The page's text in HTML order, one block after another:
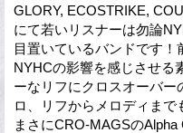
GLORY, ECOSTRIKE,
にて若いリスナーは勿論
目置いているバンドです
NYHCの影響を感じさせる
ーなリフにクロスオーバー
ロ、リフからメロディまで
まさにCRO-MAGSの